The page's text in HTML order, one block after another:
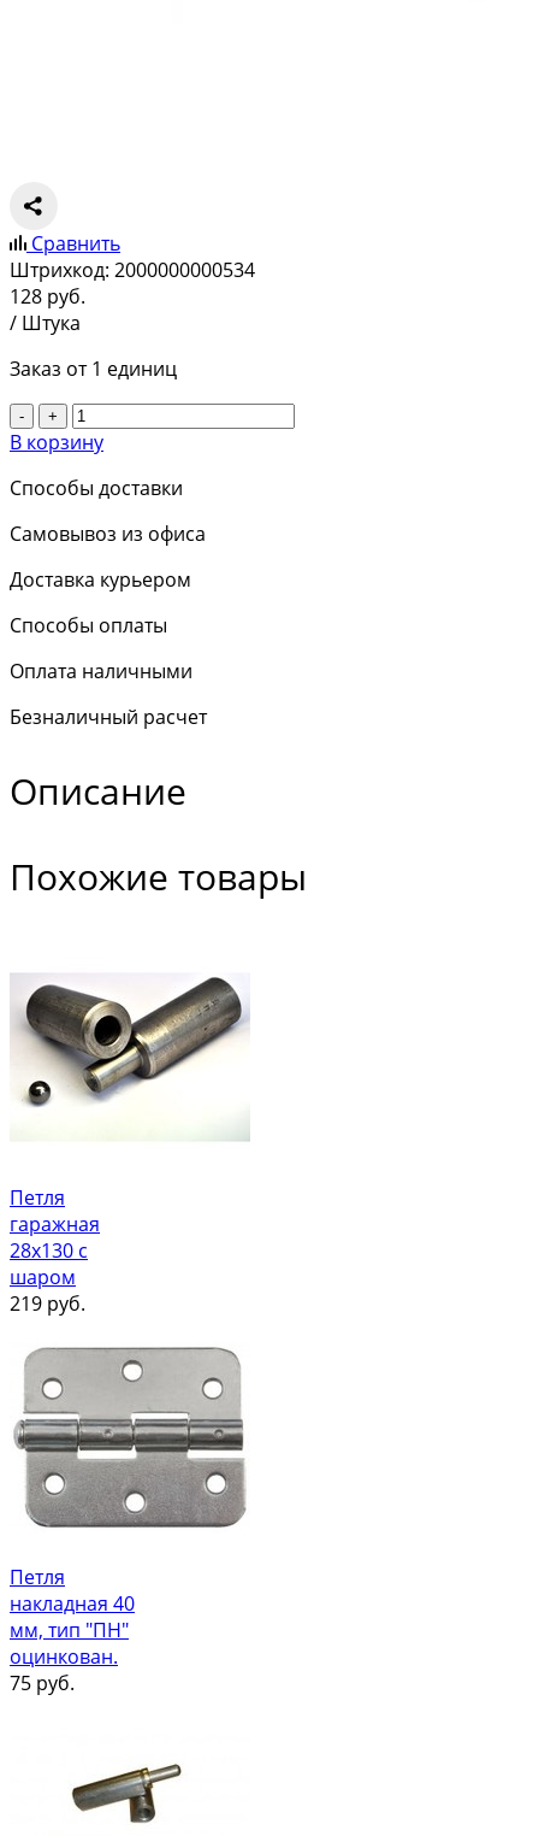
Сравнить
Штрихкод: 2000000000534
128 руб.
/ Штука
Заказ от 1 единиц
- +
В корзину
Способы доставки
Самовывоз из офиса
Доставка курьером
Способы оплаты
Оплата наличными
Безналичный расчет
Описание
Похожие товары
Петля
гаражная
28х130 с
шаром
219 руб.
Петля
накладная 40
мм, тип "ПН"
оцинкован.
75 руб.